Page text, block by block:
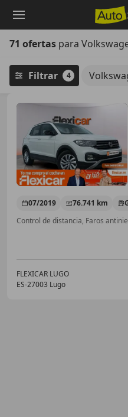
principal
71 ofertas para
Filtrar 4
07/2019 76.741 km
FLEXICAR LUGO
ES-27003 Lugo